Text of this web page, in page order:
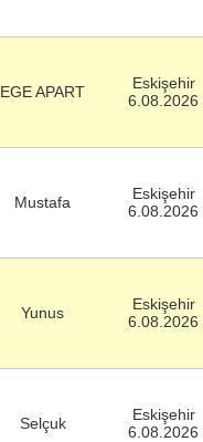
EGE APART
Eskişehir
6.08.2026
Mustafa
Eskişehir
6.08.2026
Yunus
Eskişehir
6.08.2026
Selçuk
Eskişehir
6.08.2026